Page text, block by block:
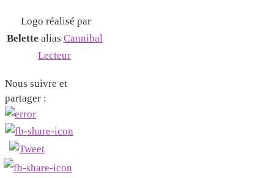
Logo réalisé par
Belette alias Cannibal
Lecteur
Nous suivre et
partager :